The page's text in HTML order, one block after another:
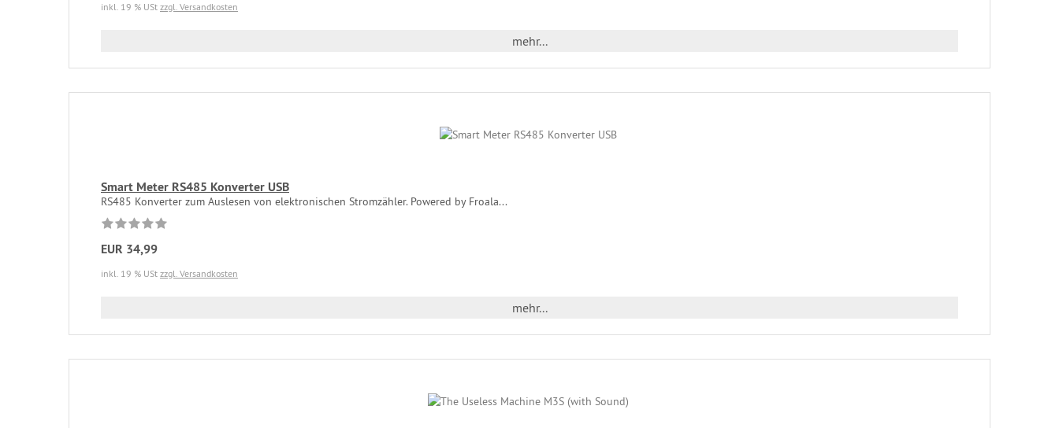
inkl. 19 % USt zzgl. Versandkosten
mehr...
Smart Meter RS485 Konverter USB
RS485 Konverter zum Auslesen von elektronischen Stromzähler. Powered by Froala...
EUR 34,99
inkl. 19 % USt zzgl. Versandkosten
mehr...